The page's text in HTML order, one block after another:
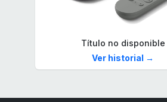
Título no disponible
Ver historial →